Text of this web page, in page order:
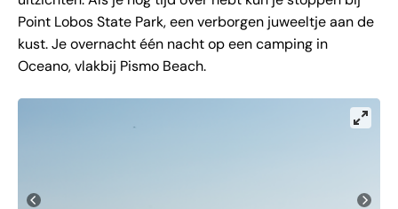
Point Lobos State Park, een verborgen juweeltje aan de
kust. Je overnacht één nacht op een camping in
Oceano, vlakbij Pismo Beach.